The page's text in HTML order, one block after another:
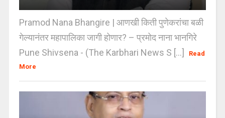
Pramod Nana Bhangire | आणखी किती पुणेकरांचा बळी
गेल्यानंतर महापालिका जागी होणार? – प्रमोद नाना भानगिरे
Pune Shivsena - (The Karbhari News S [...]
Read
More